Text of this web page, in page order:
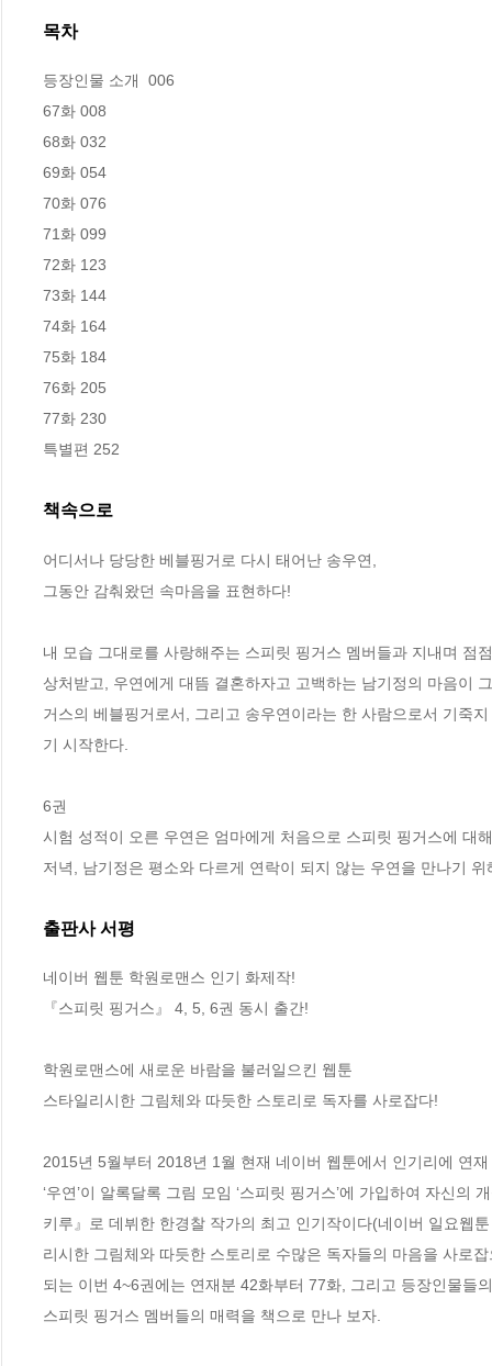
목차
등장인물 소개  006
67화 008
68화 032
69화 054
70화 076
71화 099
72화 123
73화 144
74화 164
75화 184
76화 205
77화 230
특별편 252
책속으로
어디서나 당당한 베블핑거로 다시 태어난 송우연,
그동안 감춰왔던 속마음을 표현하다!
내 모습 그대로를 사랑해주는 스피릿 핑거스 멤버들과 지내며 점
상처받고, 우연에게 대뜸 결혼하자고 고백하는 남기정의 마음이
거스의 베블핑거로서, 그리고 송우연이라는 한 사람으로서 기죽
기 시작한다.
6권
시험 성적이 오른 우연은 엄마에게 처음으로 스피릿 핑거스에 대
저녁, 남기정은 평소와 다르게 연락이 되지 않는 우연을 만나기
출판사 서평
네이버 웹툰 학원로맨스 인기 화제작!
『스피릿 핑거스』 4, 5, 6권 동시 출간!
학원로맨스에 새로운 바람을 불러일으킨 웹툰
스타일리시한 그림체와 따듯한 스토리로 독자를 사로잡다!
2015년 5월부터 2018년 1월 현재 네이버 웹툰에서 인기리에 연
‘우연’이 알록달록 그림 모임 ‘스피릿 핑거스’에 가입하여 자신
키루』로 데뷔한 한경찰 작가의 최고 인기작이다(네이버 일요웹
리시한 그림체와 따듯한 스토리로 수많은 독자들의 마음을 사로
되는 이번 4~6권에는 연재분 42화부터 77화, 그리고 등장인물들
스피릿 핑거스 멤버들의 매력을 책으로 만나 보자.